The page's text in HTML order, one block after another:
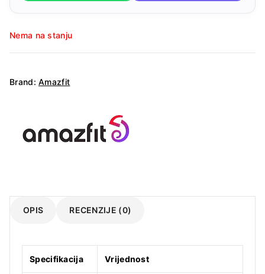
Nema na stanju
Brand:Amazfit
OPIS RECENZIJE (0)
Specifikacija Vrijednost